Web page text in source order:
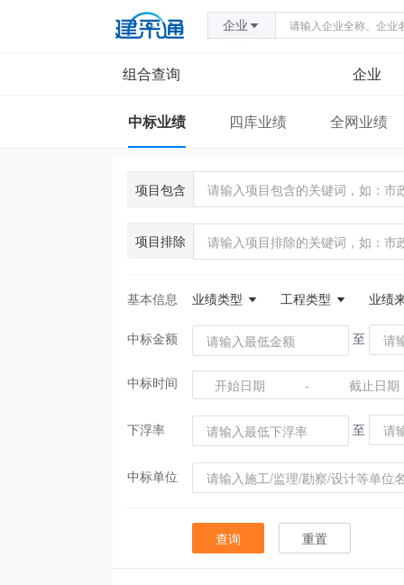
企业
组合查询 企业
中标业绩 四库业绩 全网业绩